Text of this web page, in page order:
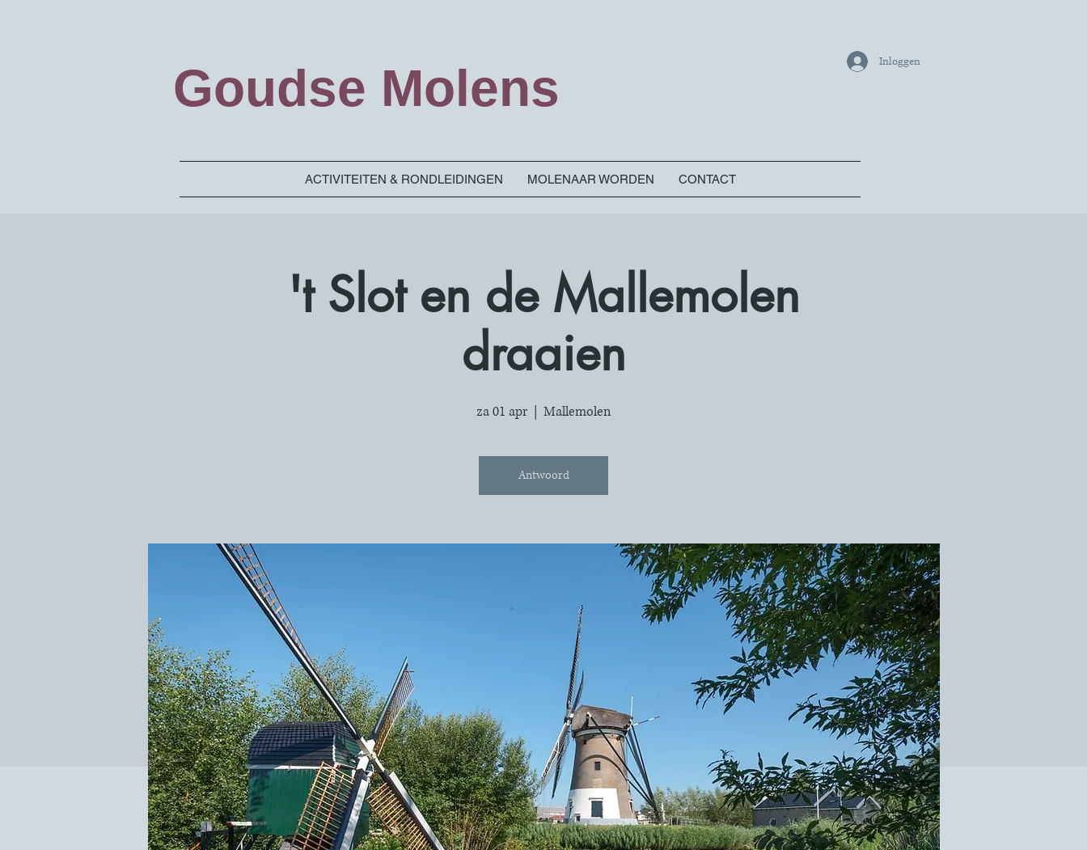
Goudse Molens Inloggen
ACTIVITEITEN & RONDLEIDINGEN MOLENAAR WORDEN CONTACT
't Slot en de Mallemolen
draaien
za 01 apr Mallemolen
Antwoord